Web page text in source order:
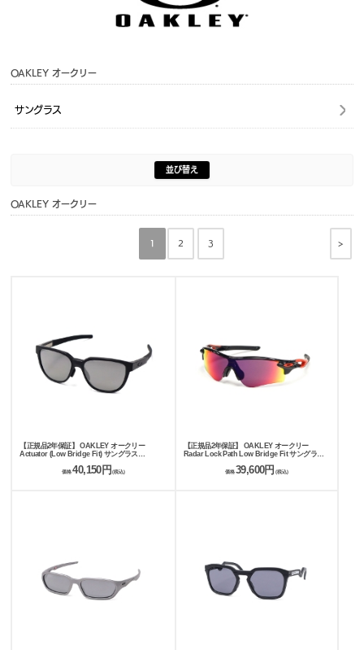
OAKLEY オークリー
サングラス
並び替え
OAKLEY オークリー
>
1 2 3
【正規品2年保証】 OAKLEY オークリー
Actuator (Low Bridge Fit) サングラス
価格 40,150円(税込)
【正規品2年保証】 OAKLEY オークリー
Radar Lock Path Low Bridge Fit サングラス
価格39,600円 (税込)